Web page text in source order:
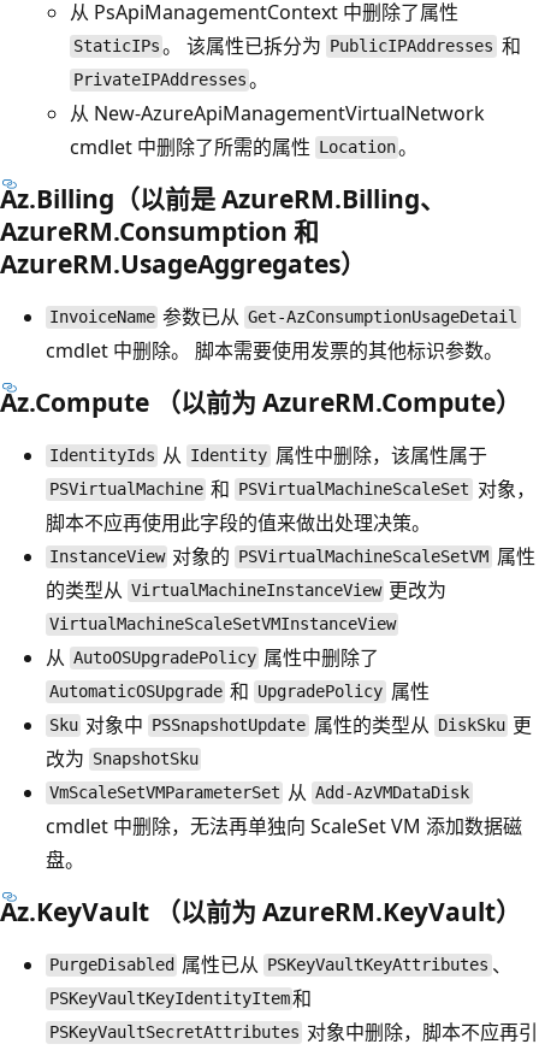
从 PsApiManagementContext 中删除了属性
StaticIPs 。 该属性已拆分为 PublicIPAddresses 和
PrivateIPAddresses 。
从 New-AzureApiManagementVirtualNetwork
cmdlet 中删除了所需的属性 Location。
Az.Billing（以前是 AzureRM.Billing、
AzureRM.Consumption 和
AzureRM.UsageAggregates）
InvoiceName 参数已从 Get-AzConsumptionUsageDetail
cmdlet 中删除。 脚本需要使用发票的其他标识参数。
Az.Compute （以前为 AzureRM.Compute）
IdentityIds 从 Identity 属性中删除，该属性属于
PSVirtualMachine 和 PSVirtualMachineScaleSet 对象，
脚本不应再使用此字段的值来做出处理决策。
InstanceView 对象的 PSVirtualMachineScaleSetVM 属性
的类型从 VirtualMachineInstanceView 更改为
VirtualMachineScaleSetVMInstanceView
从 AutoOSUpgradePolicy 属性中删除了
AutomaticOSUpgrade 和 UpgradePolicy 属性
Sku 对象中 PSSnapshotUpdate 属性的类型从 DiskSku 更
改为 SnapshotSku
VmScaleSetVMParameterSet 从 Add-AzVMDataDisk
cmdlet 中删除，无法再单独向 ScaleSet VM 添加数据磁
盘。
Az.KeyVault （以前为 AzureRM.KeyVault）
PurgeDisabled 属性已从 PSKeyVaultKeyAttributes 、
PSKeyVaultKeyIdentityItem和
PSKeyVaultSecretAttributes 对象中删除，脚本不应再引